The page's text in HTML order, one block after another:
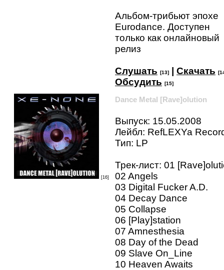
Альбом-трибьют эпохе
Eurodance. Доступен
только как онлайновый
релиз
Слушать [13] Скачать
Обсудить [15]
[16]
Dance Metal [Rave]olution
Выпуск: 15.05.2008
Лейбл: RefLEXYa
Тип: LP
Трек-лист: 01
02 Angels
03 Digital Fucker A.D.
04 Decay Dance
05 Collapse
06 [Play]station
07 Amnesthesia
08 Day of the Dead
09 Slave On_Line
10 Heaven Awaits